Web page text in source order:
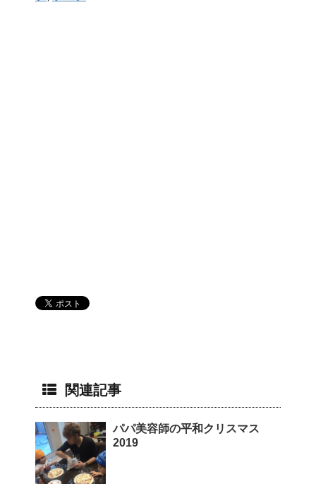
関連記事
パパ美容師の平和クリスマス
2019